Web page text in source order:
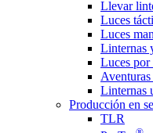
Llevar
Luces
Luces
Linternas
Luces por
Linternas
Producción en
TLR